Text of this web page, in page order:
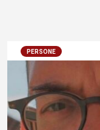
PERSONE